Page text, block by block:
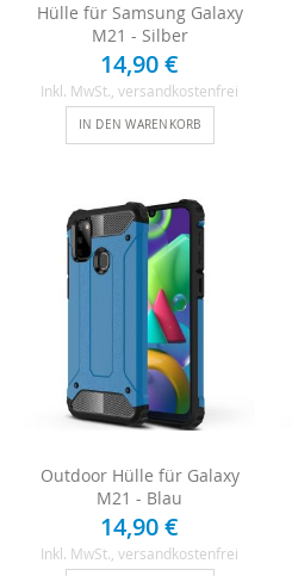
Hülle für Samsung Galaxy
M21 - Silber
14,90 €
Inkl. MwSt., versandkostenfrei
IN DEN WARENKORB
Outdoor Hülle für Galaxy
M21 - Blau
14,90 €
Inkl. MwSt. , versandkostenfrei